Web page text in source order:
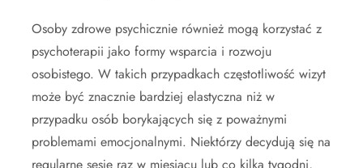
Osoby zdrowe psychicznie również mogą korzystać z
psychoterapii jako formy wsparcia i rozwoju
osobistego. W takich przypadkach częstotliwość wizyt
może być znacznie bardziej elastyczna niż w
przypadku osób borykających się z poważnymi
problemami emocjonalnymi. Niektórzy decydują się na
regularne sesje raz w miesiącu lub co kilka tygodni,